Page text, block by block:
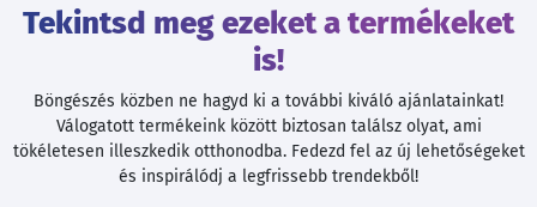
Tekintsd meg ezeket a termékeket
is!
Böngészés közben ne hagyd ki a további kiváló ajánlatainkat!
Válogatott termékeink között biztosan találsz olyat, ami
tökéletesen illeszkedik otthonodba. Fedezd fel az új lehetőségeket
és inspirálódj a legfrissebb trendekből!